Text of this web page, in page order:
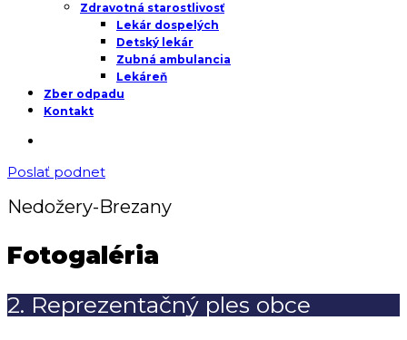
Zdravotná starostlivosť
Lekár dospelých
Detský lekár
Zubná ambulancia
Lekáreň
Zber odpadu
Kontakt
Poslať podnet
Nedožery-Brezany
Fotogaléria
2. Reprezentačný ples obce